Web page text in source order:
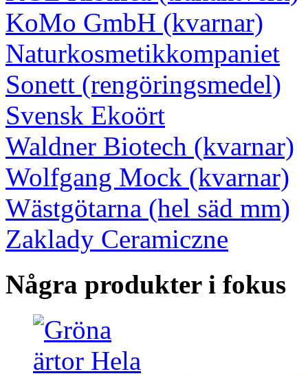
KoMo GmbH (kvarnar)
Naturkosmetikkompaniet
Sonett (rengöringsmedel)
Svensk Ekoört
Waldner Biotech (kvarnar)
Wolfgang Mock (kvarnar)
Wästgötarna (hel säd mm)
Zaklady Ceramiczne
Några produkter i fokus